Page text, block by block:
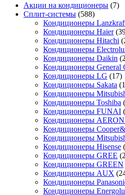
Акции на кондиционеры (7)
Сплит-системы (588)
Кондиционеры
Кондиционеры Haier
Кондиционеры Hitachi
Кондиционеры
Кондиционеры Daikin
Кондиционеры General
Кондиционеры LG (17)
Кондиционеры Sakata
Кондиционеры
Кондиционеры Toshiba
Кондиционеры FUNAI
Кондиционеры
Кондиционеры
Кондиционеры
Кондиционеры Hisense
Кондиционеры GREE
Кондиционеры GREEN
Кондиционеры AUX
Кондиционеры
Кондиционеры